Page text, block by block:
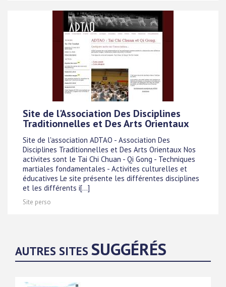
Site de l'Association Des Disciplines
Traditionnelles et Des Arts Orientaux
Site de l'association ADTAO - Association Des
Disciplines Traditionnelles et Des Arts Orientaux Nos
activites sont le Tai Chi Chuan - Qi Gong - Techniques
martiales fondamentales - Activites culturelles et
éducatives Le site présente les différentes disciplines
et les différents i[...]
Site perso
AUTRES SITES SUGGÉRÉS